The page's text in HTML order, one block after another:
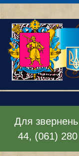
Для
44, (061)